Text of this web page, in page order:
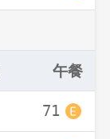
午餐
71